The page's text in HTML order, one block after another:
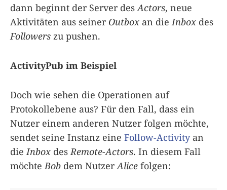
dann beginnt der Server des Actors, neue
Aktivitäten aus seiner Outbox an die Inbox des
Followers zu pushen.
ActivityPub im Beispiel
Doch wie sehen die Operationen auf
Protokollebene aus? Für den Fall, dass ein
Nutzer einem anderen Nutzer folgen möchte,
sendet seine Instanz eine Follow-Activity an
die Inbox des Remote-Actors. In diesem Fall
möchte Bob dem NutzerAlice folgen: